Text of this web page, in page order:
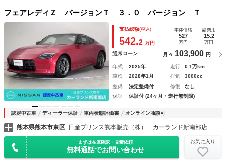
フェアレディＺ バージョンＴ ３．０ バージョン Ｔ
支払総額(税込)
542.2 万円
本体価格
527
万円
諸費用
15.2
万円
通常ローン 月々 103,900 円
年式 2025年 走行
0.1万km
車検
2028年1月 排気
3000cc
整備
法定整備付 修復
なし
保証
保証付 (24ヶ月・走行無制限)
認定中古車 ディーラー保証 車両状態評価書 オンライン商談可
熊本県熊本市東区 日産プリンス熊本販売（株） カーランド新南部店
まずは在庫確認・見積依頼
無料通話でお問い合わせ
お気に入り